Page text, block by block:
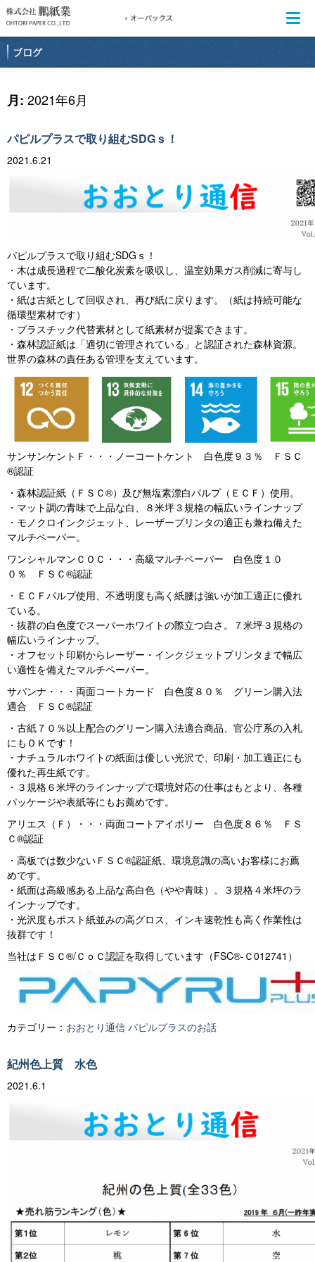
月: 2021年6月
パピルプラスで取り組むSDGｓ！
2021.6.21
パピルプラスで取り組むSDGｓ！
・木は成長過程で二酸化炭素を吸収し、温室効果ガス削減に寄与し
ています。
・紙は古紙として回収され、再び紙に戻ります。（紙は持続可能な
循環型素材です）
・プラスチック代替素材として紙素材が提案できます。
・森林認証紙は「適切に管理されている」と認証された森林資源。
世界の森林の責任ある管理を支えています。
サンサンケントＦ・・・ノーコートケント 白色度９３％ ＦＳＣ
®認証
・森林認証紙（ＦＳＣ®）及び無塩素漂白パルプ（ＥＣＦ）使用。
・マット調の青味で上品な白、８米坪３規格の幅広いラインナップ
・モノクロインクジェット、レーザープリンタの適正も兼ね備えた
マルチペーパー。
ワンシャルマンＣＯＣ・・・高級マルチペーパー 白色度１０
０％ ＦＳＣ®認証
・ＥＣＦパルプ使用、不透明度も高く紙腰は強いが加工適正に優れ
ている。
・抜群の白色度でスーパーホワイトの際立つ白さ。７米坪３規格の
幅広いラインナップ。
・オフセット印刷からレーザー・インクジェットプリンタまで幅広
い適性を備えたマルチペーパー。
サバンナ・・・両面コートカード 白色度８０％ グリーン購入法
適合 ＦＳＣ®認証
・古紙７０％以上配合のグリーン購入法適合商品、官公庁系の入札
にもＯＫです！
・ナチュラルホワイトの紙面は優しい光沢で、印刷・加工適正にも
優れた再生紙です。
・３規格６米坪のラインナップで環境対応の仕事はもとより、各種
パッケージや表紙等にもお薦めです。
アリエス（Ｆ）・・・両面コートアイボリー 白色度８６％ ＦＳ
Ｃ®認証
・高板では数少ないＦＳＣ®認証紙、環境意識の高いお客様にお薦
めです。
・紙面は高級感ある上品な高白色（やや青味）。３規格４米坪のラ
インナップです。
・光沢度もポスト紙並みの高グロス、インキ速乾性も高く作業性は
抜群です！
当社はＦＳＣ®/ＣｏＣ認証を取得しています（FSC®-Ｃ012741）
カテゴリー： おおとり通信 パピルプラスのお話
紀州色上質 水色
2021.6.1